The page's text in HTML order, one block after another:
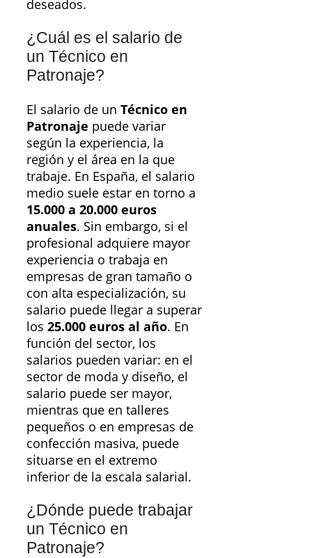
deseados.
¿Cuál es el salario de
un Técnico en
Patronaje?
El salario de un Técnico en
Patronaje puede variar
según la experiencia, la
región y el área en la que
trabaje. En España, el salario
medio suele estar en torno a
15.000 a 20.000 euros
anuales. Sin embargo, si el
profesional adquiere mayor
experiencia o trabaja en
empresas de gran tamaño o
con alta especialización, su
salario puede llegar a superar
los 25.000 euros al año. En
función del sector, los
salarios pueden variar: en el
sector de moda y diseño, el
salario puede ser mayor,
mientras que en talleres
pequeños o en empresas de
confección masiva, puede
situarse en el extremo
inferior de la escala salarial.
¿Dónde puede trabajar
un Técnico en
Patronaje?